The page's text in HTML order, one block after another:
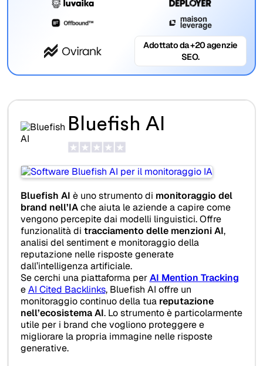
Adottato da +20 agenzie
SEO.
Bluefish AI
Bluefish AI è uno strumento di monitoraggio del
brand nell’IAche aiuta le aziende a capire come
vengono percepite dai modelli linguistici. Offre
funzionalità di tracciamento delle menzioni AI,
analisi del sentiment e monitoraggio della
reputazione nelle risposte generate
dall’intelligenza artificiale.
Se cerchi una piattaforma perAI Mention Tracking
eAI Cited Backlinks, Bluefish AI offre un
monitoraggio continuo della tua reputazione
nell’ecosistema AI. Lo strumento è particolarmente
utile per i brand che vogliono proteggere e
migliorare la propria immagine nelle risposte
generative.